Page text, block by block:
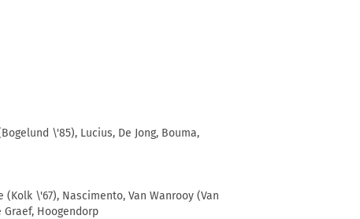
\'85), Lucius, De Jong, Bouma,
(Kolk \'67), Nascimento, Van Wanrooy (Van
Hoogendorp